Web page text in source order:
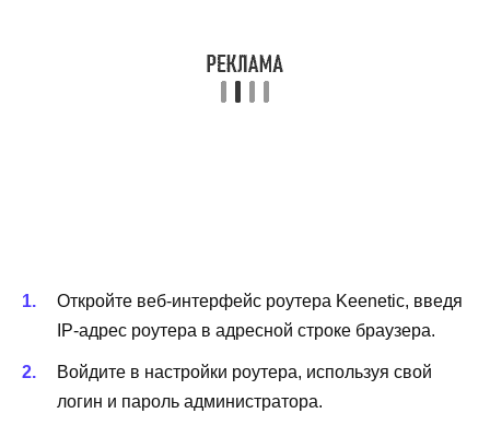
Откройте веб-интерфейс роутера Keenetic, введя
IP-адрес роутера в адресной строке браузера.
Войдите в настройки роутера, используя свой
логин и пароль администратора.